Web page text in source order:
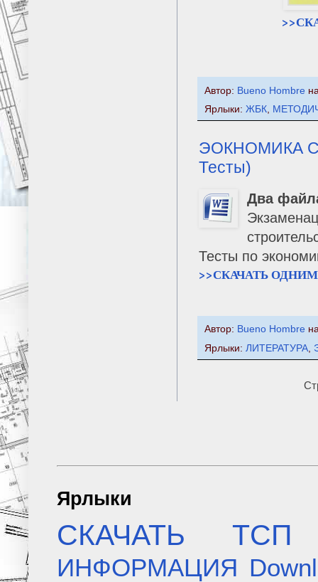
Автор: Bueno Hombre
Ярлыки: ЖБК,
ЭОКНОМИКА
Тесты)
Два
Тесты по
>>СКАЧАТЬ
Автор: Bueno Hombre
Ярлыки: ЛИТЕРАТУРА
Ярлыки
СКАЧАТЬ ТСП
ИНФОРМАЦИЯ